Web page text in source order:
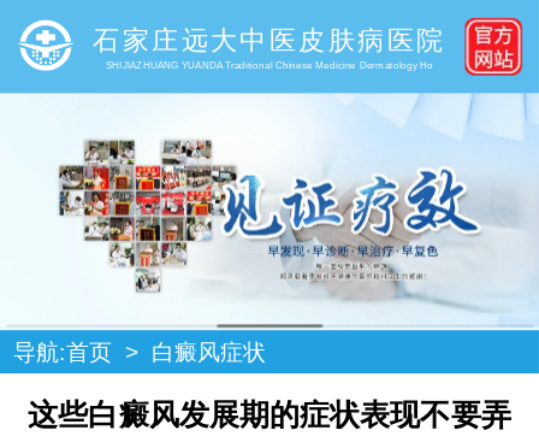
石家庄远大中医皮肤病医院
SHIJIAZHUANG YUANDA Traditional Chinese Medicine Dermatology Ho
导航:首页 > 白癜风症状
这些白癜风发展期的症状表现不要弄